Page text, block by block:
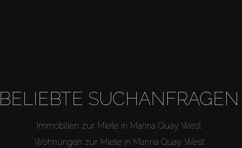
BELIEBTE SUCHANFRAGEN
Immobilien zur Miete in Marina Quay West
Wohnungen zur Miete in Marina Quay West